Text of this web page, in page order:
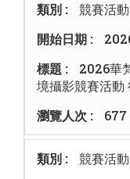
競賽活動
2026華
境攝影競賽活動
677
競賽活動